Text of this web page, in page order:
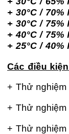
+ 30°C / 70%
+ 30°C / 75%
+ 40°C / 75%
+ 25°C / 40%
Các điều
+ Thử nghiệm
+ Thử nghiệm
+ Thử nghiệm